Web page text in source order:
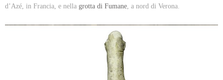
d’Azé, in Francia, e nella grotta di Fumane , a nord di Verona.